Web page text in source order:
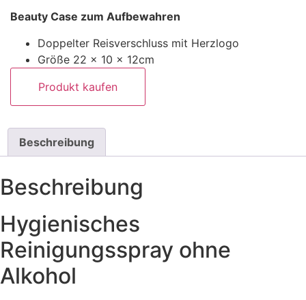
Beauty Case zum Aufbewahren
Doppelter Reisverschluss mit Herzlogo
Größe 22 x 10 x 12cm
Produkt kaufen
Beschreibung
Beschreibung
Hygienisches
Reinigungsspray ohne
Alkohol